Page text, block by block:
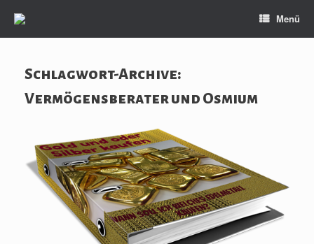
Inhalt
Menü
Schlagwort-Archive:
Vermögensberater und Osmium